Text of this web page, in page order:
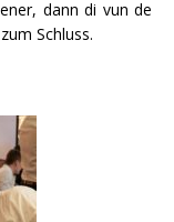
dann di vun de
Schluss.